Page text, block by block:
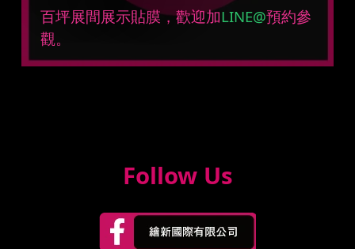
百坪展間展示貼膜，歡迎加LINE@預約參
觀。
Follow Us